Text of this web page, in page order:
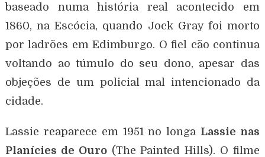
baseado numa história real acontecido em
1860, na Escócia, quando Jock Gray foi morto
por ladrões em Edimburgo. O fiel cão continua
voltando ao túmulo do seu dono, apesar das
objeções de um policial mal intencionado da
cidade.
Lassie reaparece em 1951 no longa Lassie nas
Planícies de Ouro(The Painted Hills). O filme